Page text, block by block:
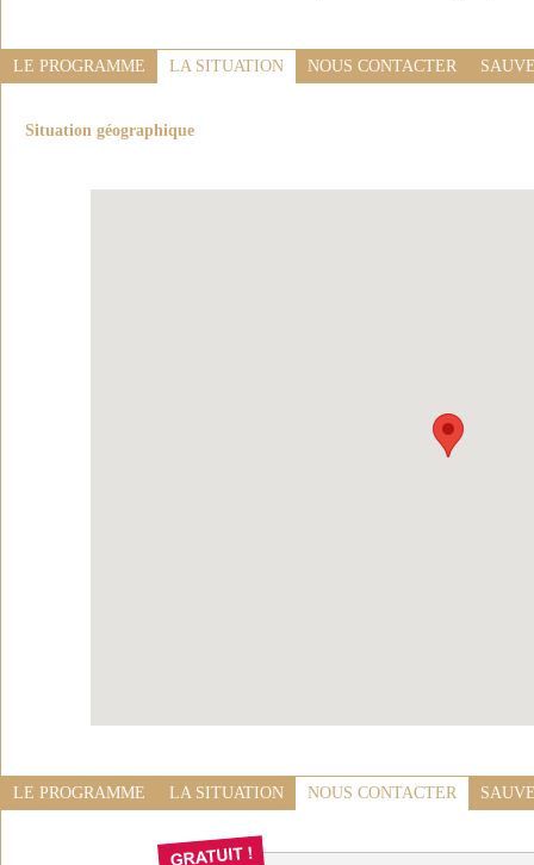
LE PROGRAMME LA SITUATION NOUS CONTACTER
Situation géographique
LE PROGRAMME LA SITUATION NOUS CONTACTER